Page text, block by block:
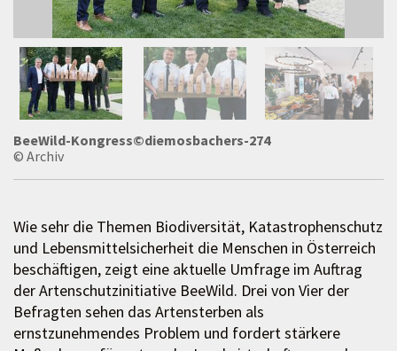
BeeWild-Kongress©diemosbachers-274
© Archiv
Wie sehr die Themen Biodiversität, Katastrophenschutz
und Lebensmittelsicherheit die Menschen in Österreich
beschäftigen, zeigt eine aktuelle Umfrage im Auftrag
der Artenschutzinitiative BeeWild. Drei von Vier der
Befragten sehen das Artensterben als
ernstzunehmendes Problem und fordert stärkere